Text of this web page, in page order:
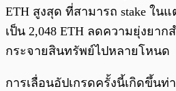
ETH สูงสุด ที่สามารถ stake ใน
เป็น 2,048 ETH ลดความยุ่งยา
กระจายสินทรัพย์ไปหลายโหนด
การเลื่อนอัปเกรดครั้งนี้เกิดขึ้นท่